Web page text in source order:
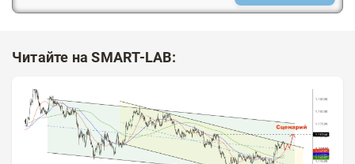
Читайте на SMART-LAB: